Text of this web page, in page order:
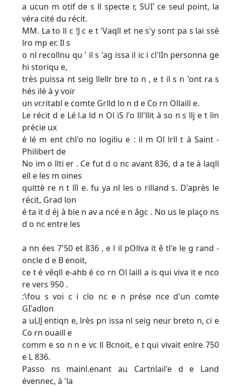
a ucun m otif de s ll specte r, SUI' ce seul point, la
véra cité du récit.
MM. La to ll c !J c e t 'Vaqll et ne s'y sont pa s lai ssé
lro mp er. Il s
o nl recollnu qu ' il s 'ag issa il ic i cl'lIn personna ge
hi storiqu e,
très puissa nt seig llellr bre to n , e t il s n 'ont ra s
hés ilé à y voir
un vr.ritabl e comte Grlld lo n d e Co rn Ollaill e.
Le récit d e Lé l.a ld n Ol iS l'o lll'llit à so n s llj e t lin
précie ux
é lé m ent chl'o no logiliu e : il m Ol lrll t à Saint -
Philibert de
No im o llti er . Ce fut d o nc avant 836, d a te à laqll
ell e les m oines
quittè re n t lîl e. fu ya nl les o rilland s. D'après le
récit, Grad lon
é ta it d éj à bie n av a ncé e n âgc . No us le plaço ns
d o nc entre les
a nn ées 7'50 et 836 , e l il pOllva it ê tl'e le g rand -
oncle d e B enoit,
ce t é vêqll e-ahb é co rn Ol laill a is qui viva it e nco
re vers 950 .
:\fou s voi c i clo nc e n prése nce d'un comte
GI'adlon
a uLlJ entiqn e, lrès pn issa nl seig neur breto n, ci e
Co rn ouaill e
comm e so n n e vc ll Bcnoit, e t qui vivait enlre 750
e L 836.
Passo ns mainl.enant au Cartnlail'e d e Land
évennec, à 'la